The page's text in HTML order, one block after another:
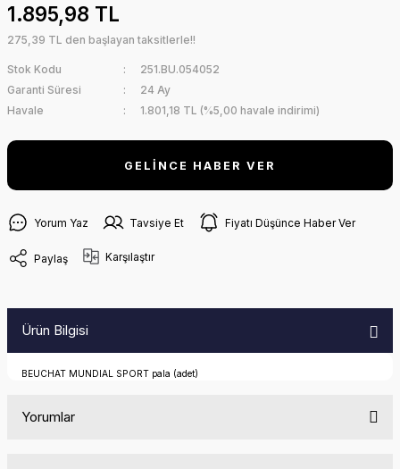
1.895,98 TL
275,39 TL den başlayan taksitlerle!!
Stok Kodu
251.BU.054052
Garanti Süresi
24 Ay
Havale
1.801,18 TL (%5,00 havale indirimi)
GELİNCE HABER VER
Yorum Yaz Tavsiye Et Fiyatı Düşünce Haber Ver
Paylaş Karşılaştır
Ürün Bilgisi
BEUCHAT MUNDIAL SPORT pala (adet)
Yorumlar